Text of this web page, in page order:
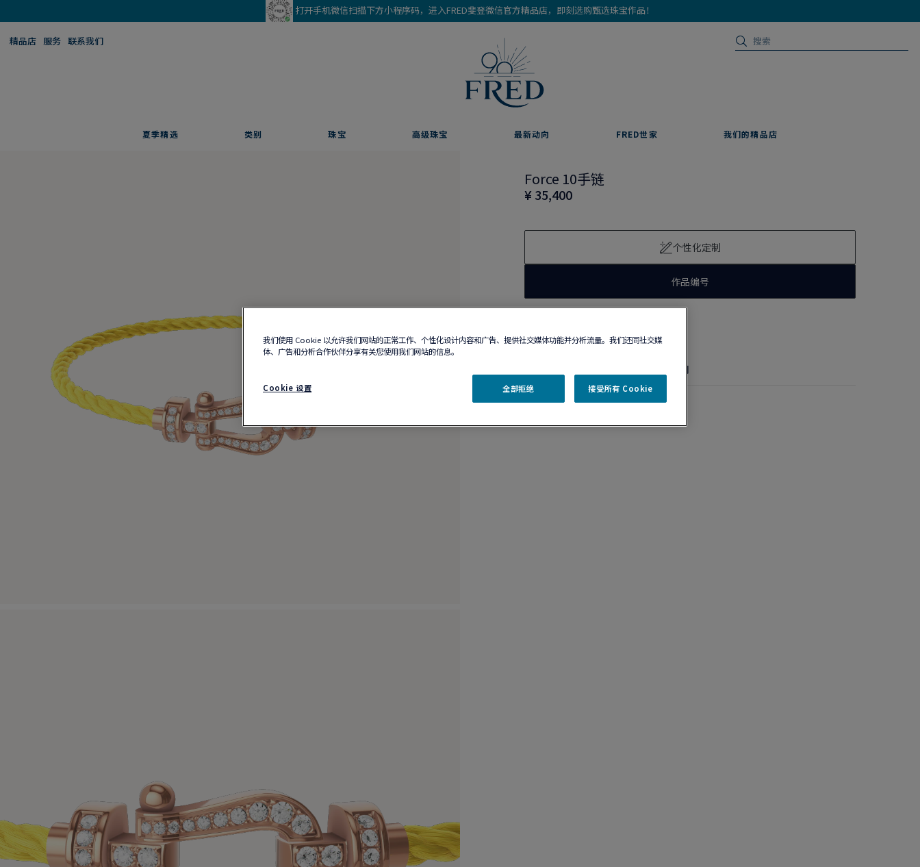
打开手机微信扫描下方小程序码，进入FRED斐登微信官方精品店，即刻选购甄选珠宝作品！
精品店 服务 联系我们
夏季精选 类别 珠宝 高级珠宝 最新动向 FRED世家 我们的精品店
Force 10手链
¥ 35,400
个性化定制
作品编号
保养说明
18K玫瑰金和钻石中号款
我们使用 Cookie 以允许我们网站的正常工作、个性化设计内容和广告、提供社交媒体功能并分析流量。我们还同社交媒
体、广告和分析合作伙伴分享有关您使用我们网站的信息。
Cookie 设置 全部拒绝 接受所有 Cookie